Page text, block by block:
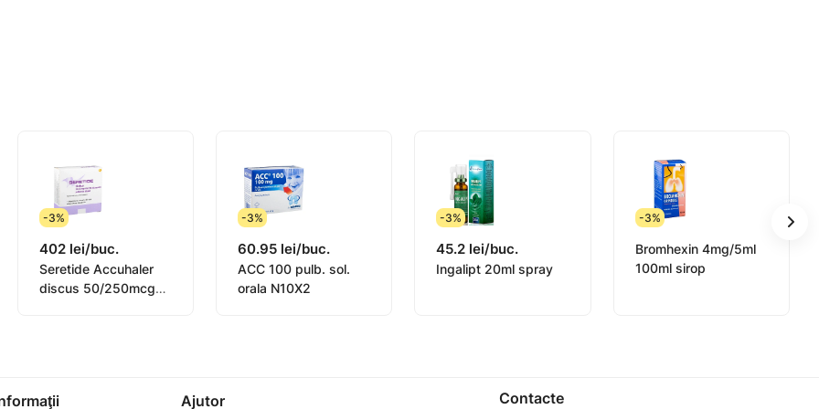
plic ACC® 200 sau 2 plicuri
plic ACC® 100 sau 1
30 kg se admite
-3%
402 lei/buc.
Seretide Accuhaler
discus 50/250mcg
-3%
60.95 lei/buc.
ACC 100 pulb. sol.
orala N10X2
-3%
45.2 lei/buc.
Ingalipt 20ml spray
-3%
Bromhexin 4mg/5ml
100ml sirop
Ajutor Contacte